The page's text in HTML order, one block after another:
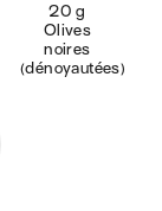
20 g
Olives
noires
(dénoyautées)